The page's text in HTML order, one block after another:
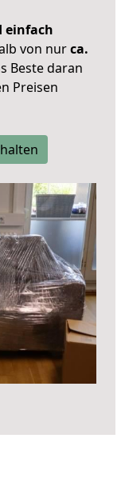
einfach
von nurca.
Beste daran
Preisen